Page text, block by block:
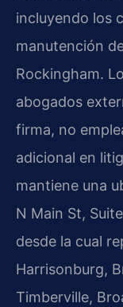
incluyendo los
manutención
Rockingham.
abogados
firma, no
adicional en
mantiene una
N Main St,
desde la cual
Harrisonburg,
Timberville,